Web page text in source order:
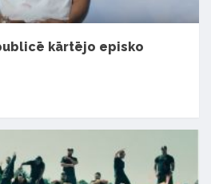
kārtējo episko